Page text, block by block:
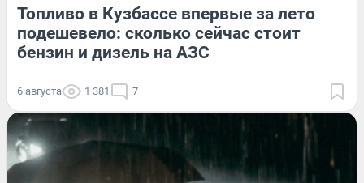
Топливо в Кузбассе впервые за лето
подешевело: сколько сейчас стоит
бензин и дизель на АЗС
6 августа 1 381 7